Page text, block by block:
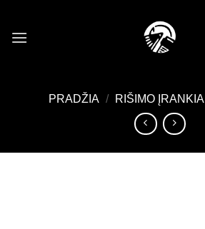
content
PRADŽIA / RIŠIMO ĮRANKIAI